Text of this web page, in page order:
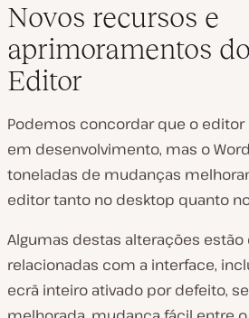
Novos recursos e
aprimoramentos
Editor
Podemos concordar que o
em desenvolvimento, mas o
toneladas de mudanças
editor tanto no desktop quanto
Algumas destas alterações
relacionadas com a interface,
ecrã inteiro ativado por defeito,